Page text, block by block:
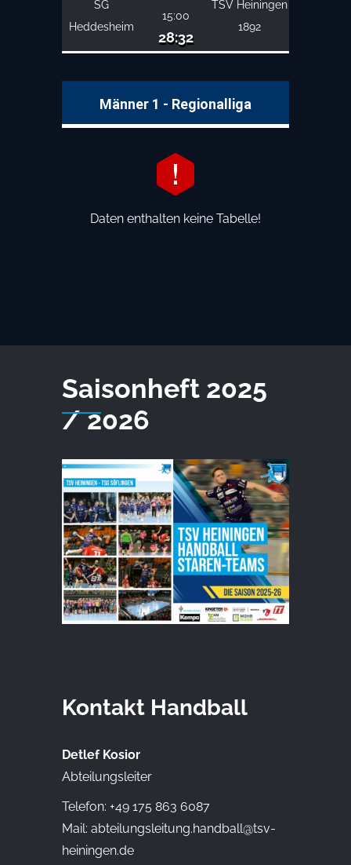
SG
Heddesheim
15:00
28:32
TSV Heiningen
1892
Männer 1 - Regionalliga
Daten enthalten keine Tabelle!
Saisonheft 2025
/ 2026
Kontakt Handball
Detlef Kosior
Abteilungsleiter
Telefon: +49 175 863 6087
Mail: abteilungsleitung.handball@tsv-
heiningen.de